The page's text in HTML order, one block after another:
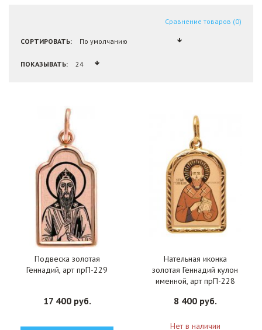
Сравнение товаров (0)
СОРТИРОВАТЬ:
ПОКАЗЫВАТЬ:
Подвеска золотая
Геннадий, арт прП-229
17 400 руб.
Нательная иконка
золотая Геннадий кулон
именной, арт прП-228
8 400 руб.
Нет в наличии